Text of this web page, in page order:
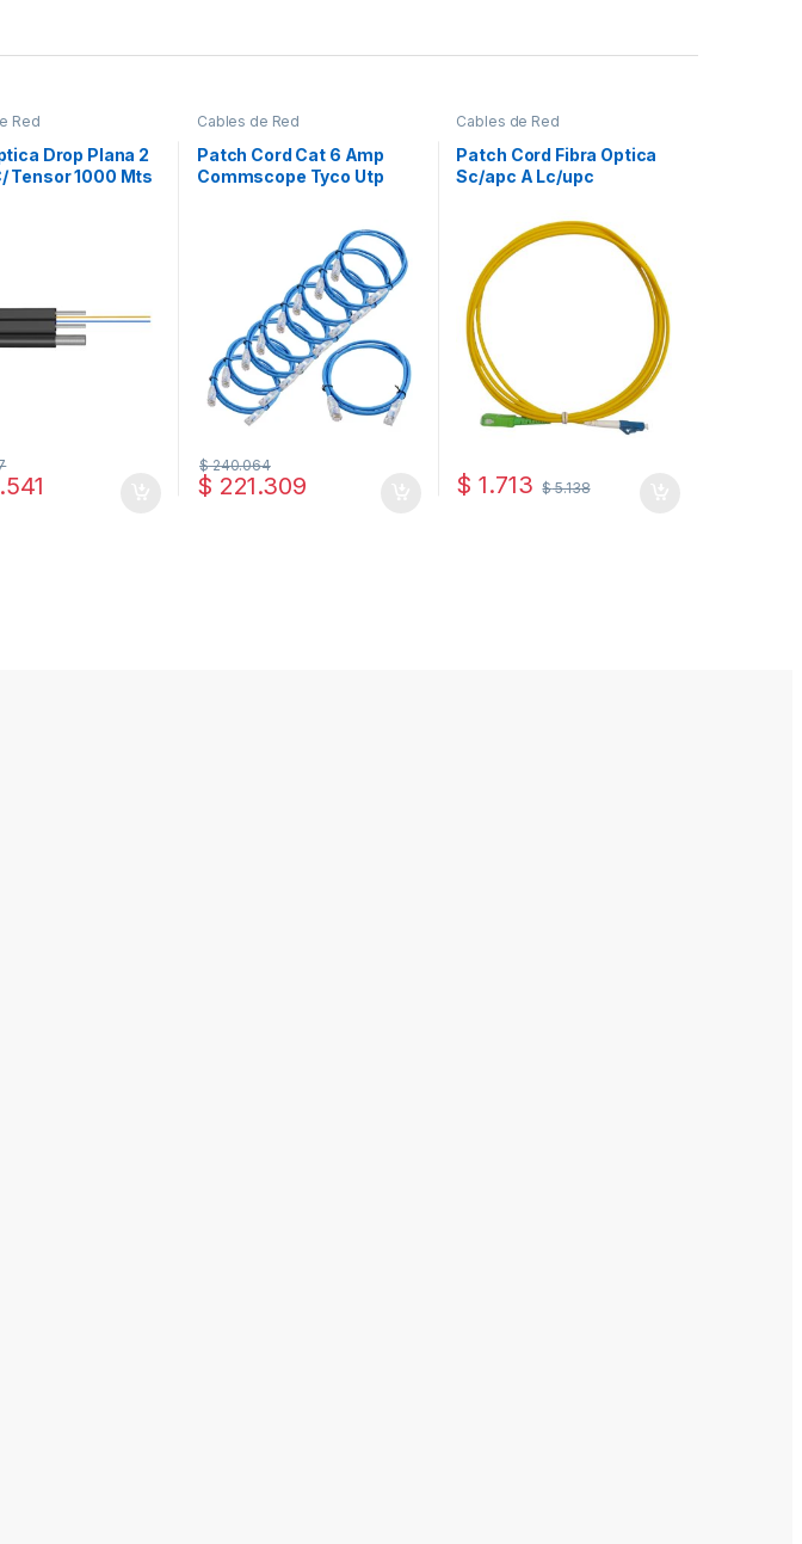
Red
Drop Plana 2
Tensor 1000 Mts
Cables de Red
Patch Cord Cat 6 Amp
Commscope Tyco Utp
$ 221.309
$240.064
Cables de Red
Patch Cord Fibra Optica
Sc/apc A Lc/upc
$ 1.713 $5.138